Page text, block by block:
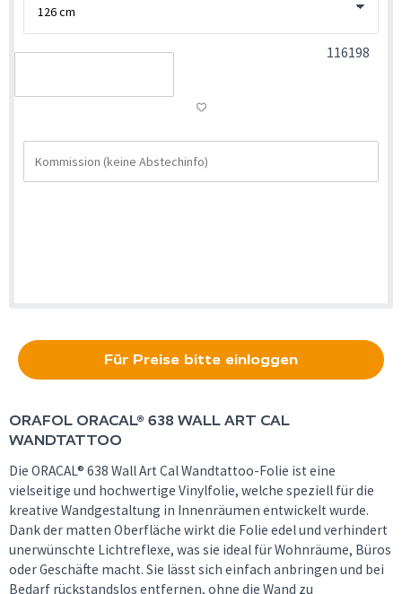
116198
Für Preise bitte einloggen
ORAFOL ORACAL® 638 WALL ART CAL
WANDTATTOO
Die ORACAL® 638 Wall Art Cal Wandtattoo-Folie ist eine
vielseitige und hochwertige Vinylfolie, welche speziell für die
kreative Wandgestaltung in Innenräumen entwickelt wurde.
Dank der matten Oberfläche wirkt die Folie edel und verhindert
unerwünschte Lichtreflexe, was sie ideal für Wohnräume, Büros
oder Geschäfte macht. Sie lässt sich einfach anbringen und bei
Bedarf rückstandslos entfernen, ohne die Wand zu